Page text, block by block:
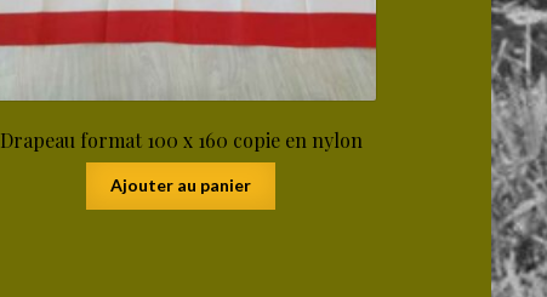
Drapeau format 100 x 160 copie en nylon
Ajouter au panier